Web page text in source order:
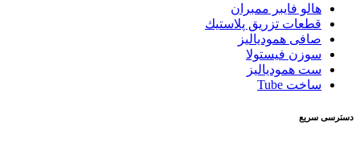
هالو فایبر ممبران
قطعات تزريق پلاستيك
صافی همودیالیز
سوزن فیستولا
ست همودیالیز
ساخت Tube
دسترسی سریع